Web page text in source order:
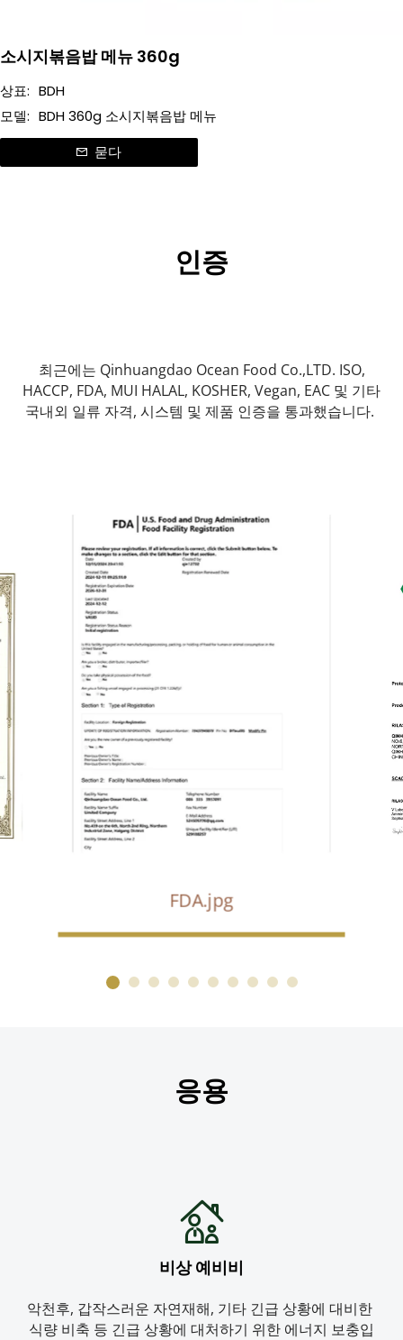
소시지볶음밥 메뉴 360g
상표: BDH
모델: BDH 360g 소시지볶음밥 메뉴
묻다
인증
HACCP, FDA, MUI HALAL, KOSHER, Vegan, EAC 및 기타
국내외 일류 자격, 시스템 및 제품 인증을 통과했습니다.
FDA.jpg
응용
비상 예비비
악천후, 갑작스러운 자연재해, 기타 긴급 상황에 대비한
식량 비축 등 긴급 상황에 대처하기 위한 에너지 보충입